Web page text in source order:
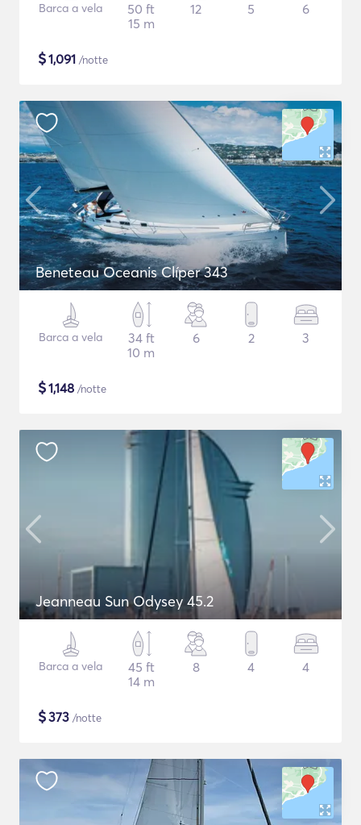
Barca a vela
50 ft
15 m
12 5 6
$1,091 /notte
Beneteau Oceanis Clíper 343
Barca a vela
34 ft
10 m
6 2 3
$1,148 /notte
Jeanneau Sun Odysey 45.2
Barca a vela
45 ft
14 m
8 4 4
$373 /notte